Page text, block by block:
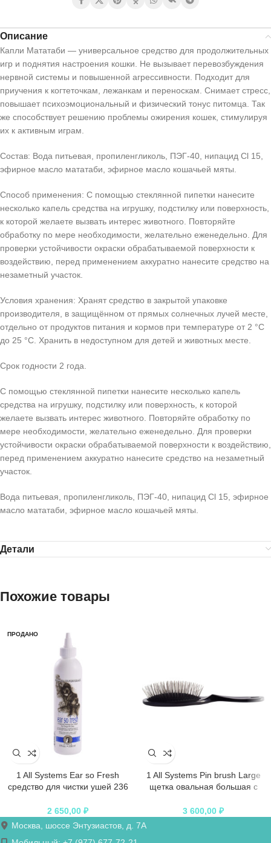
Описание
Капли Мататаби — универсальное средство для продолжительных
игр и поднятия настроения кошки. Не вызывает перевозбуждения
нервной системы и повышенной агрессивности. Подходит для
приучения к когтеточкам, лежанкам и переноскам. Снимает стресс,
повышает психоэмоциональный и физический тонус питомца. Так
же способствует решению проблемы ожирения кошек, стимулируя
их к активным играм.
Состав: Вода питьевая, пропиленгликоль, ПЭГ-40, нипацид Сl 15,
эфирное масло мататаби, эфирное масло кошачьей мяты.
Способ применения: С помощью стеклянной пипетки нанесите
несколько капель средства на игрушку, подстилку или поверхность,
к которой желаете вызвать интерес животного. Повторяйте
обработку по мере необходимости, желательно еженедельно. Для
проверки устойчивости окраски обрабатываемой поверхности к
воздействию, перед применением аккуратно нанесите средство на
незаметный участок.
Условия хранения: Хранят средство в закрытой упаковке
производителя, в защищённом от прямых солнечных лучей месте,
отдельно от продуктов питания и кормов при температуре от 2 °C
до 25 °C. Хранить в недоступном для детей и животных месте.
Срок годности 2 года.
С помощью стеклянной пипетки нанесите несколько капель
средства на игрушку, подстилку или поверхность, к которой
желаете вызвать интерес животного. Повторяйте обработку по
мере необходимости, желательно еженедельно. Для проверки
устойчивости окраски обрабатываемой поверхности к воздействию,
перед применением аккуратно нанесите средство на незаметный
участок.
Вода питьевая, пропиленгликоль, ПЭГ-40, нипацид Сl 15, эфирное
масло мататаби, эфирное масло кошачьей мяты.
Детали
Похожие товары
ПРОДАНО
1 All Systems Ear so Fresh
средство для чистки ушей 236
2 650,00 ₽
1 All Systems Pin brush Large
щетка овальная большая с
мм (цвета в ассортименте)
3 600,00 ₽
Москва, шоссе Энтузиастов, д. 7А